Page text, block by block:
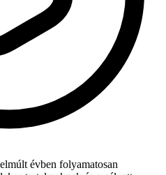
évben folyamatosan